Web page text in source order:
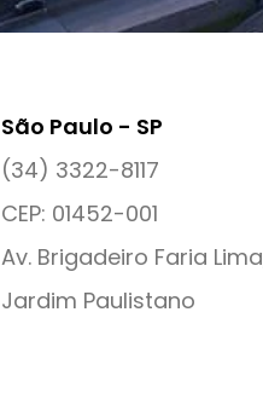
São Paulo - SP
(34) 3322-8117
CEP: 01452-001
Av. Brigadeiro Faria Lima,
Jardim Paulistano